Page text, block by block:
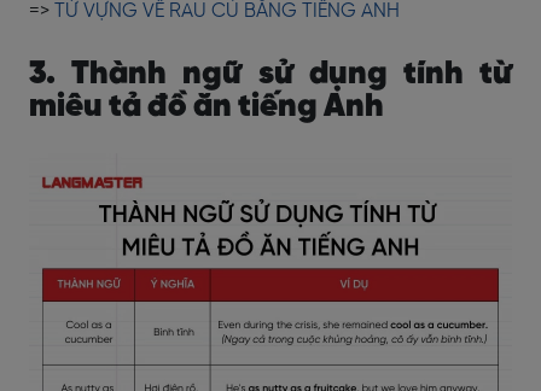
=> TỪ VỰNG VỀ RAU CỦ BẰNG TIẾNG ANH
3. Thành ngữ sử dụng tính từ
miêu tả đồ ăn tiếng Anh